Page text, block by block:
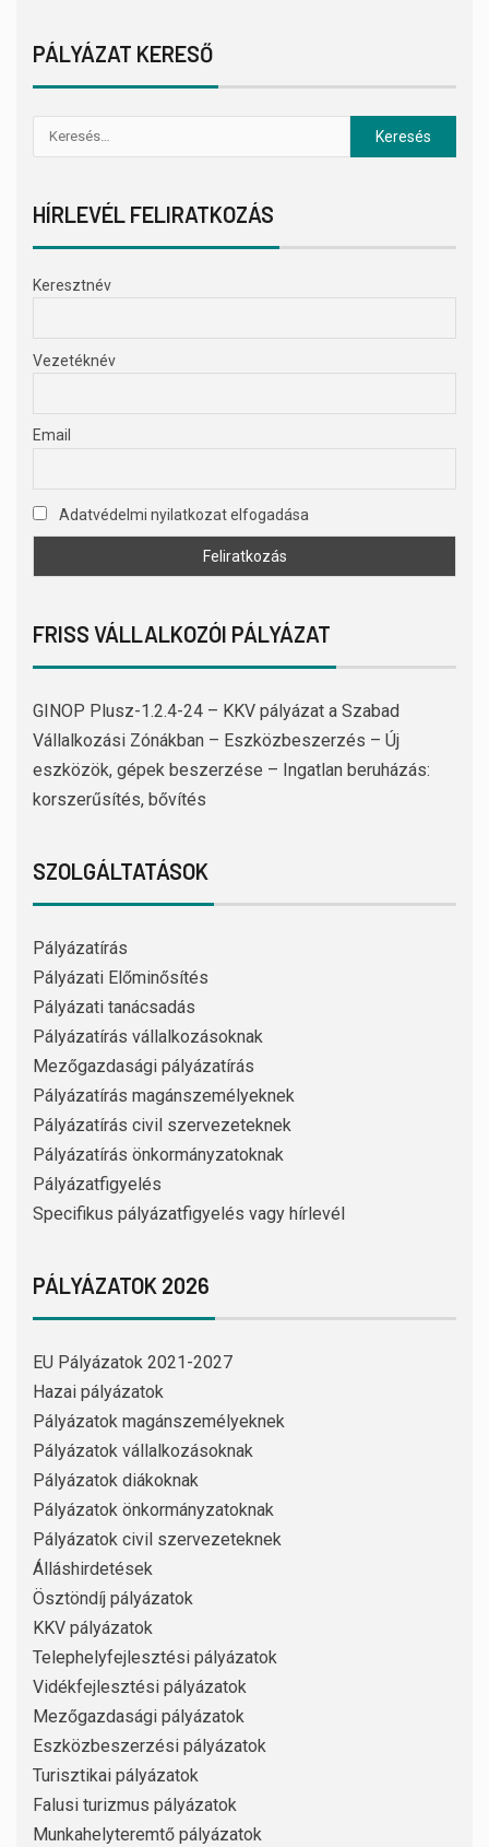
PÁLYÁZAT KERESŐ
HÍRLEVÉL FELIRATKOZÁS
Keresztnév
Vezetéknév
Email
Adatvédelmi nyilatkozat elfogadása
FRISS VÁLLALKOZÓI PÁLYÁZAT
GINOP Plusz-1.2.4-24 – KKV pályázat a Szabad
Vállalkozási Zónákban – Eszközbeszerzés – Új
eszközök, gépek beszerzése – Ingatlan beruházás:
korszerűsítés, bővítés
SZOLGÁLTATÁSOK
Pályázatírás
Pályázati Előminősítés
Pályázati tanácsadás
Pályázatírás vállalkozásoknak
Mezőgazdasági pályázatírás
Pályázatírás magánszemélyeknek
Pályázatírás civil szervezeteknek
Pályázatírás önkormányzatoknak
Pályázatfigyelés
Specifikus pályázatfigyelés vagy hírlevél
PÁLYÁZATOK 2026
EU Pályázatok 2021-2027
Hazai pályázatok
Pályázatok magánszemélyeknek
Pályázatok vállalkozásoknak
Pályázatok diákoknak
Pályázatok önkormányzatoknak
Pályázatok civil szervezeteknek
Álláshirdetések
Ösztöndíj pályázatok
KKV pályázatok
Telephelyfejlesztési pályázatok
Vidékfejlesztési pályázatok
Mezőgazdasági pályázatok
Eszközbeszerzési pályázatok
Turisztikai pályázatok
Falusi turizmus pályázatok
Munkahelyteremtő pályázatok